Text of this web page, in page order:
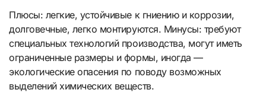
Плюсы: легкие, устойчивые к гниению и коррозии,
долговечные, легко монтируются. Минусы: требуют
специальных технологий производства, могут иметь
ограниченные размеры и формы, иногда —
экологические опасения по поводу возможных
выделений химических веществ.